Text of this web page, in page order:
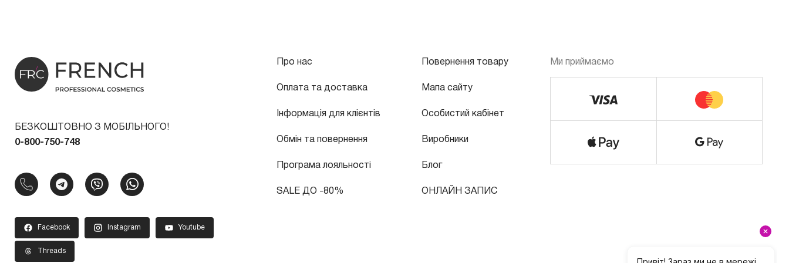
БЕЗКОШТОВНО З МОБІЛЬНОГО!
0-800-750-748
Facebook Instagram Youtube
Threads
Про нас
Оплата та доставка
Інформація для клієнтів
Обмін та повернення
Програма лояльності
SALE ДО -80%
Повернення товару
Мапа сайту
Особистий кабінет
Виробники
Блог
ОНЛАЙН ЗАПИС
Ми приймаємо